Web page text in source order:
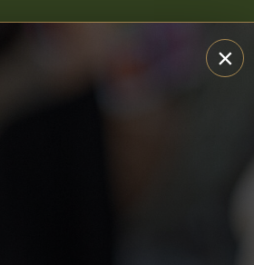
×LE
content builder